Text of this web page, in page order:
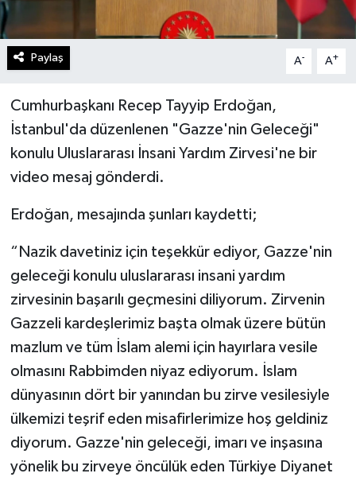
Paylaş A- A+
Cumhurbaşkanı Recep Tayyip Erdoğan,
İstanbul'da düzenlenen "Gazze'nin Geleceği"
konulu Uluslararası İnsani Yardım Zirvesi'ne bir
video mesaj gönderdi.
Erdoğan, mesajında şunları kaydetti;
“Nazik davetiniz için teşekkür ediyor, Gazze'nin
geleceği konulu uluslararası insani yardım
zirvesinin başarılı geçmesini diliyorum. Zirvenin
Gazzeli kardeşlerimiz başta olmak üzere bütün
mazlum ve tüm İslam alemi için hayırlara vesile
olmasını Rabbimden niyaz ediyorum. İslam
dünyasının dört bir yanından bu zirve vesilesiyle
ülkemizi teşrif eden misafirlerimize hoş geldiniz
diyorum. Gazze'nin geleceği, imarı ve inşasına
yönelik bu zirveye öncülük eden Türkiye Diyanet